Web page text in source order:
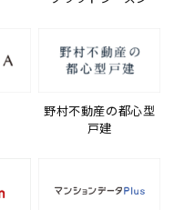
野村不動産の都心型
戸建